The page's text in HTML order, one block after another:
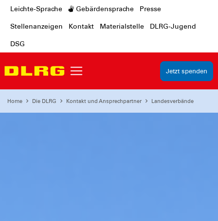
Leichte-Sprache Gebärdensprache Presse
Stellenanzeigen Kontakt Materialstelle DLRG-Jugend
DSG
Jetzt spenden
Home Die DLRG Kontakt und Ansprechpartner Landesverbände